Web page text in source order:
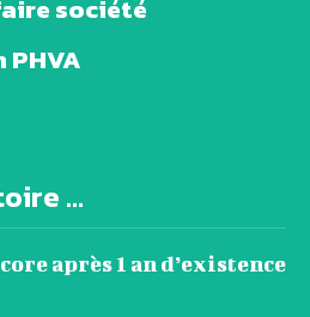
société
PHVA
...
après 1 an d’existence